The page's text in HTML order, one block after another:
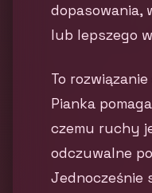
dopasowania,
lub lepszego
To
Pianka
czemu ruchy
odczuwalne
Jednocześnie